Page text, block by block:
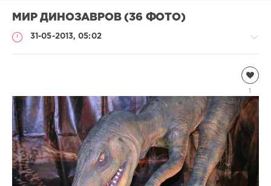
МИР ДИНОЗАВРОВ (36 ФОТО)
31-05-2013, 05:02
Леночка
459
1